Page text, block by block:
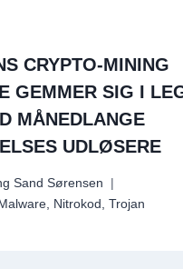
CRYPTO-MINING
GEMMER SIG I
MÅNEDLANGE
UDLØSERE
Sand Sørensen
Malware, Nitrokod , Trojan